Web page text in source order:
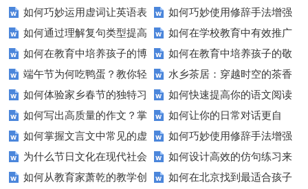
这些技巧轻松搞定！
误区？
如何巧妙运用虚词让英语表
达更地道？
如何巧妙使用修辞手法增强
文章表现力？——掌握排比、比
喻等技巧
如何通过理解复句类型提高
你的语言技能？
如何在学校教育中有效推广
生命平等理念？
如何在教育中培养孩子的博
爱情怀？
如何在教育中培养孩子的敬
畏生命态度？
端午节为何吃鸭蛋？教你轻
松制作美味咸鸭蛋
水乡茶居：穿越时空的茶香
之旅？
如何体验家乡春节的独特习
俗？
如何快速提高你的语文阅读
理解水平？
如何写出高质量的作文？掌
握这些技巧让你的文章脱颖而出
如何让你的日常对话更自
然？提升口语表达的5个技巧
如何掌握文言文中常见的虚
词和实词？
如何巧妙使用修辞手法增强
文章表现力？——掌握排比、比
喻等技巧
为什么节日文化在现代社会
依然重要？
如何设计高效的仿句练习来
提升学生的写作技巧？
如何从教育家萧乾的教学创
如何在北京找到最适合孩子